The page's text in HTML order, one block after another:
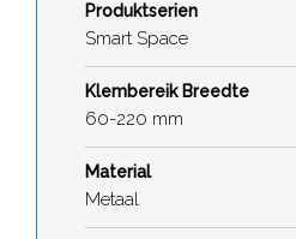
Produktserien
Smart Space
Klembereik Breedte
60-220 mm
Material
Metaal